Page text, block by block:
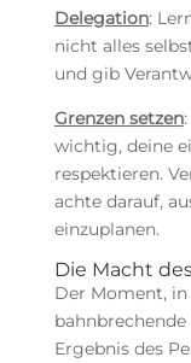
Delegation:
nicht alles
und gib
Grenzen setzen
wichtig, deine
respektieren.
achte darauf,
einzuplanen.
Die Macht
Der Moment,
Ergebnis des